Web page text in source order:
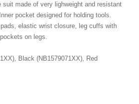
suit made of very lighweight and resistant
pocket designed for holding tools.
elastic wrist closure, leg cuffs with
on legs.
Black (NB1579071XX), Red